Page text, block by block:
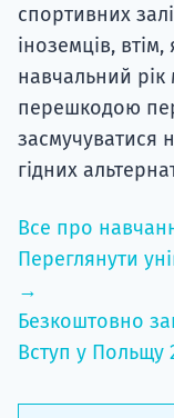
спортивних
іноземців,
навчальний
перешкодою
засмучуватися
гідних
Все про
Переглянути
→
Безкоштовно
Вступ у Польщу